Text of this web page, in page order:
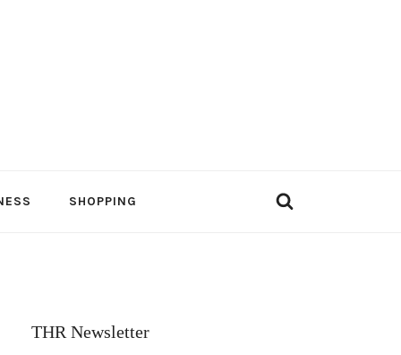
SHOPPING
THR Newsletter